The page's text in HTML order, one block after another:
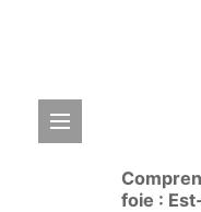
foie :